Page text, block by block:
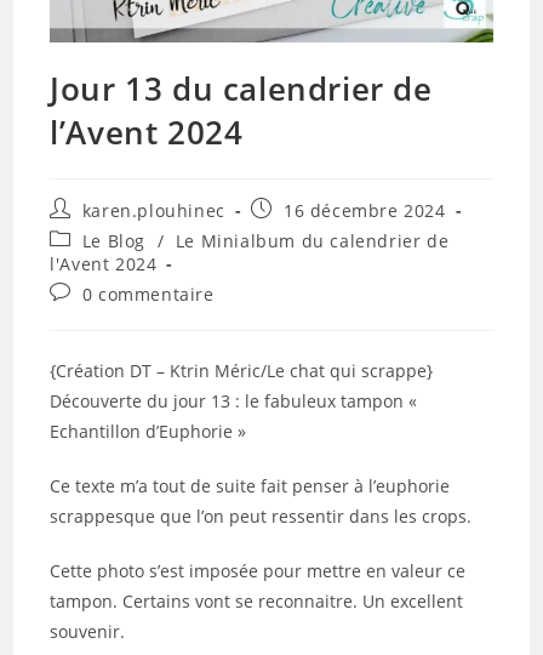
Jour 13 du calendrier de
l’Avent 2024
Auteur/autrice
de
la
publication :
karen.plouhinec
Publication
publiée :
16 décembre 2024
Post
category:
Le Blog / Le Minialbum du calendrier de
l'Avent 2024
Commentaires
publication :
0 commentaire
{Création DT – Ktrin Méric/Le chat qui scrappe}
Découverte du jour 13 : le fabuleux tampon «
Echantillon d’Euphorie »
Ce texte m’a tout de suite fait penser à l’euphorie
scrappesque que l’on peut ressentir dans les crops.
Cette photo s’est imposée pour mettre en valeur ce
tampon. Certains vont se reconnaitre. Un excellent
souvenir.